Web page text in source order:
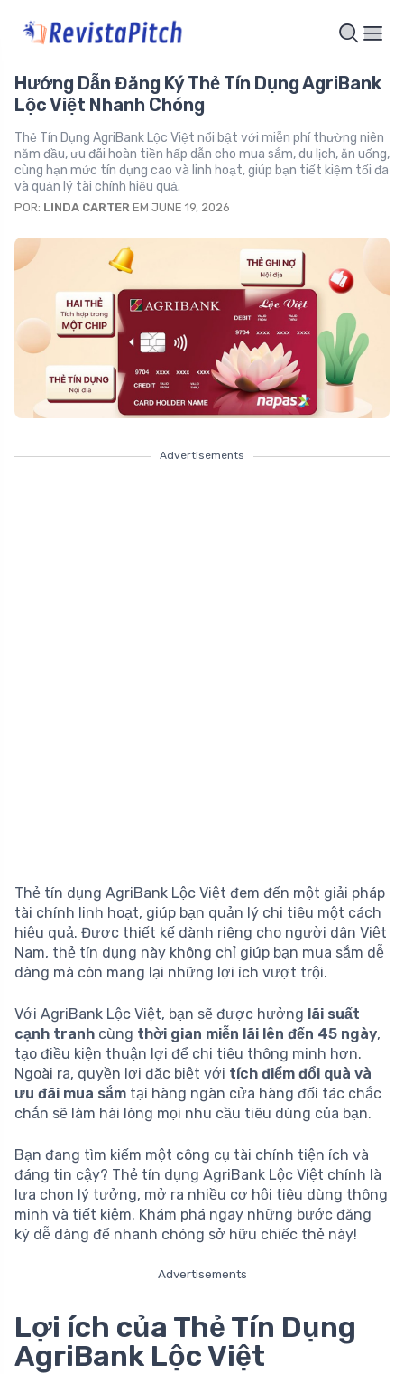
Hướng Dẫn Đăng Ký Thẻ Tín Dụng AgriBank
Lộc Việt Nhanh Chóng
Thẻ Tín Dụng AgriBank Lộc Việt nổi bật với miễn phí thường niên
năm đầu, ưu đãi hoàn tiền hấp dẫn cho mua sắm, du lịch, ăn uống,
cùng hạn mức tín dụng cao và linh hoạt, giúp bạn tiết kiệm tối đa
và quản lý tài chính hiệu quả.
POR: LINDA CARTER EM JUNE 19, 2026
Advertisements
Thẻ tín dụng AgriBank Lộc Việt đem đến một giải pháp
tài chính linh hoạt, giúp bạn quản lý chi tiêu một cách
hiệu quả. Được thiết kế dành riêng cho người dân Việt
Nam, thẻ tín dụng này không chỉ giúp bạn mua sắm dễ
dàng mà còn mang lại những lợi ích vượt trội.
Với AgriBank Lộc Việt, bạn sẽ được hưởng lãi suất
cạnh tranh cùng thời gian miễn lãi lên đến 45 ngày,
tạo điều kiện thuận lợi để chi tiêu thông minh hơn.
Ngoài ra, quyền lợi đặc biệt với tích điểm đổi quà và
ưu đãi mua sắm tại hàng ngàn cửa hàng đối tác chắc
chắn sẽ làm hài lòng mọi nhu cầu tiêu dùng của bạn.
Bạn đang tìm kiếm một công cụ tài chính tiện ích và
đáng tin cậy? Thẻ tín dụng AgriBank Lộc Việt chính là
lựa chọn lý tưởng, mở ra nhiều cơ hội tiêu dùng thông
minh và tiết kiệm. Khám phá ngay những bước đăng
ký dễ dàng để nhanh chóng sở hữu chiếc thẻ này!
Advertisements
Lợi ích của Thẻ Tín Dụng
AgriBank Lộc Việt